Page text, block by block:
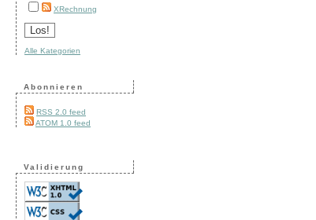
XRechnung
Alle Kategorien
Abonnieren
RSS 2.0 feed
ATOM 1.0 feed
Validierung